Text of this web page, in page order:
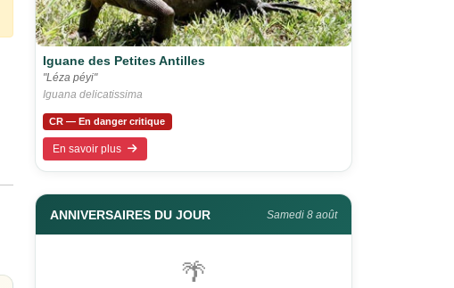
Iguane des Petites Antilles
"Léza péyi"
Iguana delicatissima
CR — En danger critique
En savoir plus
ANNIVERSAIRES DU JOUR Samedi 8 août
🌴